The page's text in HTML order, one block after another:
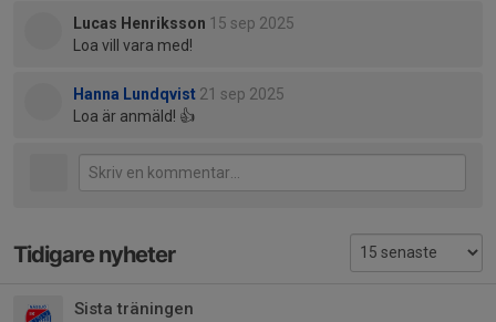
Lucas Henriksson 15 sep 2025
Loa vill vara med!
Hanna Lundqvist 21 sep 2025
Loa är anmäld! 👍
Tidigare nyheter
Sista träningen